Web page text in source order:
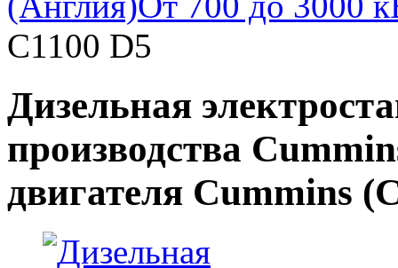
C1100 D5
Дизельная
производства
двигателя Cummins